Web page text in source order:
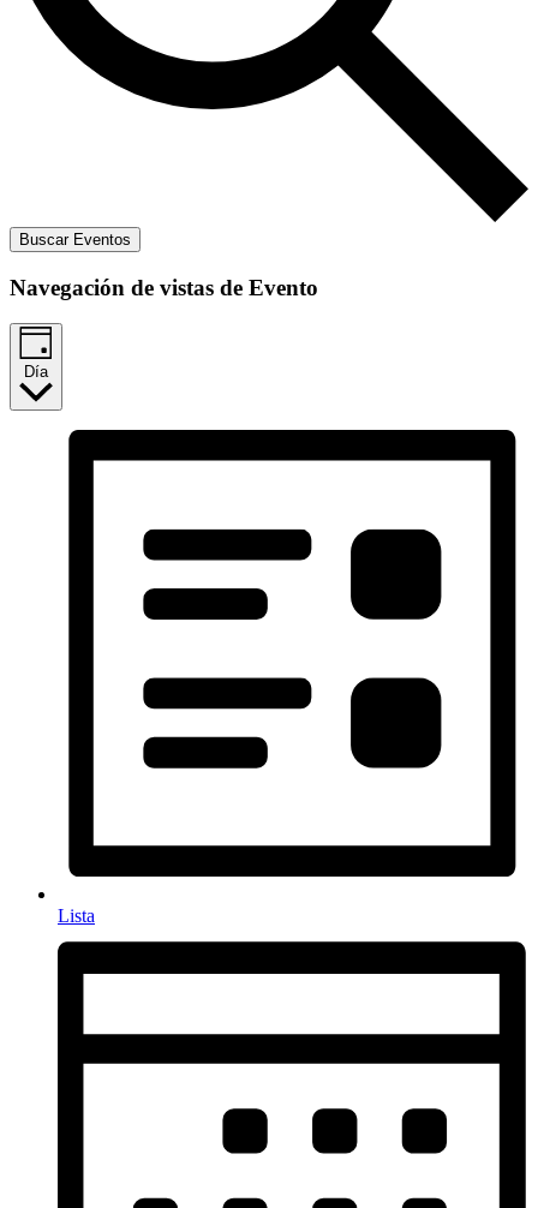
Buscar Eventos
Navegación de vistas de Evento
Día
Lista